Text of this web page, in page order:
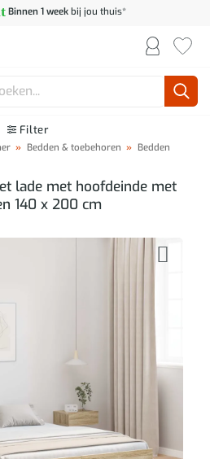
Binnen 1 weekbij jou thuis*
Filter
» Bedden & toebehoren » Bedden
lade met hoofdeinde met
140 x 200 cm